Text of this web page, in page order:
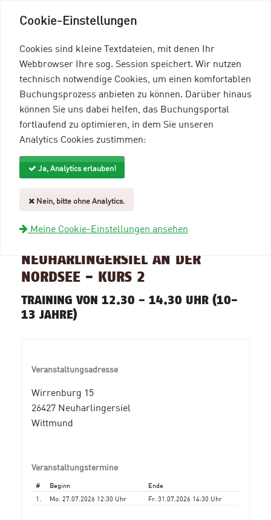
Cookie-Einstellungen
Cookies sind kleine Textdateien, mit denen Ihr
Webbrowser Ihre sog. Session speichert. Wir nutzen
technisch notwendige Cookies, um einen komfortablen
Buchungsprozess anbieten zu können. Darüber hinaus
können Sie uns dabei helfen, das Buchungsportal
fortlaufend zu optimieren, in dem Sie unseren
Analytics Cookies zustimmen:
Ja, Analytics erlauben!
Nein, bitte ohne Analytics.
Meine Cookie-Einstellungen ansehen
Menü einblenden
mein96-Profil
Anmelden
Suche und Filter
zurück zur Übersicht
NEUHARLINGERSIEL AN DER
NORDSEE - KURS 2
TRAINING VON 12.30 - 14.30 UHR (10-
13 JAHRE)
Veranstaltungsadresse
Wirrenburg 15
26427 Neuharlingersiel
Wittmund
Veranstaltungstermine
# Beginn
Ende
1.
Mo. 27.07.2026 12:30 Uhr Fr. 31.07.2026 14:30 Uhr